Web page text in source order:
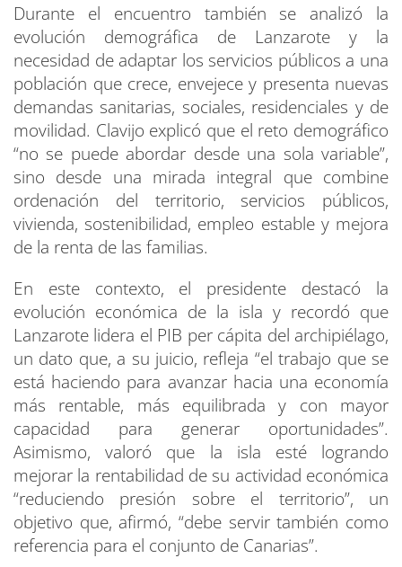
Durante el encuentro también se analizó la
evolución demográfica de Lanzarote y la
necesidad de adaptar los servicios públicos a una
población que crece, envejece y presenta nuevas
demandas sanitarias, sociales, residenciales y de
movilidad. Clavijo explicó que el reto demográfico
“no se puede abordar desde una sola variable”,
sino desde una mirada integral que combine
ordenación del territorio, servicios públicos,
vivienda, sostenibilidad, empleo estable y mejora
de la renta de las familias.
En este contexto, el presidente destacó la
evolución económica de la isla y recordó que
Lanzarote lidera el PIB per cápita del archipiélago,
un dato que, a su juicio, refleja “el trabajo que se
está haciendo para avanzar hacia una economía
más rentable, más equilibrada y con mayor
capacidad para generar oportunidades”.
Asimismo, valoró que la isla esté logrando
mejorar la rentabilidad de su actividad económica
“reduciendo presión sobre el territorio”, un
objetivo que, afirmó, “debe servir también como
referencia para el conjunto de Canarias”.